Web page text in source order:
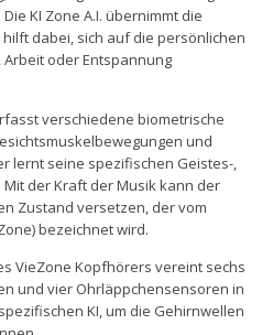
KI Zone A.I. übernimmt die
dabei, sich auf die persönlichen
Arbeit oder Entspannung
verschiedene biometrische
und
lernt seine spezifischen Geistes-,
der Kraft der Musik kann der
Zustand versetzen, der vom
bezeichnet wird.
VieZone Kopfhörers vereint sechs
und vier Ohrläppchensensoren in
KI, um die Gehirnwellen